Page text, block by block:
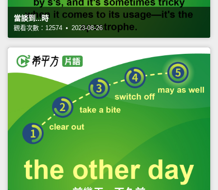
當談到...時
觀看次數：12574 • 2023-08-26